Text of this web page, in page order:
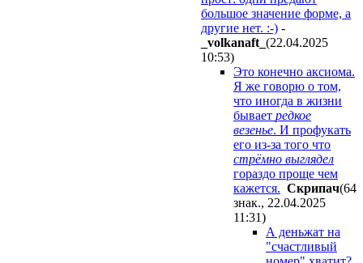
большое значение форме, а
другие нет. :-) -
_volkanaft_ (22.04.2025
10:53)
Это конечно аксиома.
Я же говорю о том,
что иногда в жизни
бывает редкое
везенье. И профукать
его из-за того что
стрёмно выглядел
гораздо проще чем
кажется. Cкpипaч(64
знак., 22.04.2025
11:31)
А деньжат на
"счастливый